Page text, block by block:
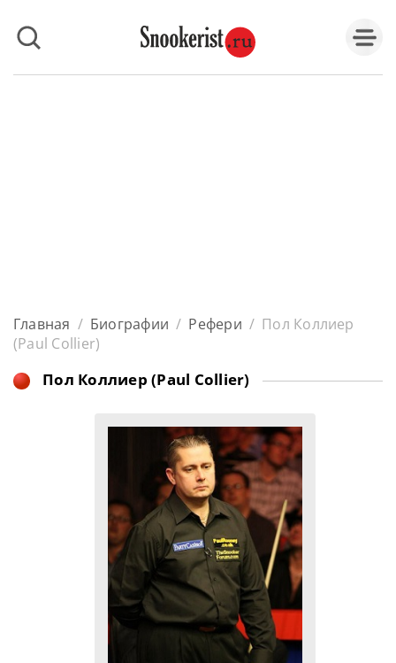
Главная / Биографии / Рефери / Пол Коллиер
(Paul Collier)
Пол Коллиер (Paul Collier)